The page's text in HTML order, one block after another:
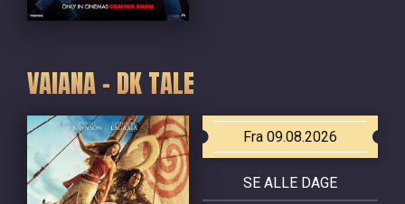
VAIANA - DK TALE
Fra 09.08.2026
SE ALLE DAGE